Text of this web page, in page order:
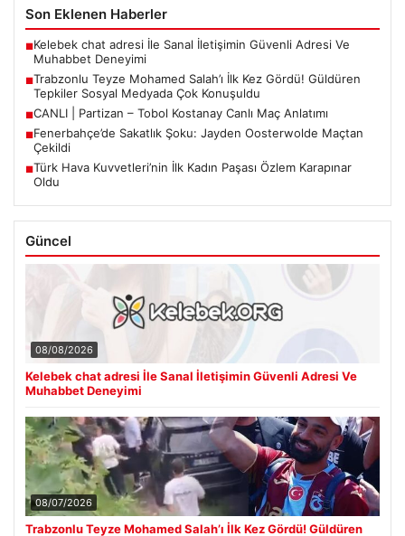
Son Eklenen Haberler
■Kelebek chat adresi İle Sanal İletişimin Güvenli Adresi Ve
Muhabbet Deneyimi
■Trabzonlu Teyze Mohamed Salah’ı İlk Kez Gördü! Güldüren
Tepkiler Sosyal Medyada Çok Konuşuldu
■CANLI | Partizan – Tobol Kostanay Canlı Maç Anlatımı
■Fenerbahçe’de Sakatlık Şoku: Jayden Oosterwolde Maçtan
Çekildi
■Türk Hava Kuvvetleri’nin İlk Kadın Paşası Özlem Karapınar
Oldu
Güncel
08/08/2026
Kelebek chat adresi İle Sanal İletişimin Güvenli Adresi Ve
Muhabbet Deneyimi
08/07/2026
Trabzonlu Teyze Mohamed Salah’ı İlk Kez Gördü! Güldüren